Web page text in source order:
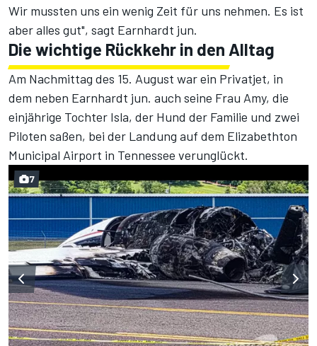
Wir mussten uns ein wenig Zeit für uns nehmen. Es ist
aber alles gut", sagt Earnhardt jun.
Die wichtige Rückkehr in den Alltag
Am Nachmittag des 15. August war ein Privatjet, in
dem neben Earnhardt jun. auch seine Frau Amy, die
einjährige Tochter Isla, der Hund der Familie und zwei
Piloten saßen, bei der Landung auf dem Elizabethton
Municipal Airport in Tennessee verunglückt.
7